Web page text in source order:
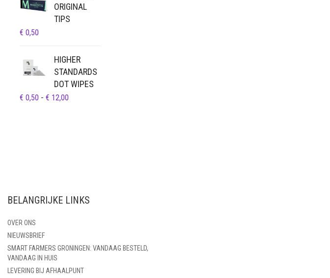
ORIGINAL
TIPS
€ 0,50
HIGHER
STANDARDS
DOT WIPES
€ 0,50 - € 12,00
BELANGRIJKE LINKS
OVER ONS
NIEUWSBRIEF
SMART FARMERS GRONINGEN: VANDAAG BESTELD,
VANDAAG IN HUIS
LEVERING BIJ AFHAALPUNT